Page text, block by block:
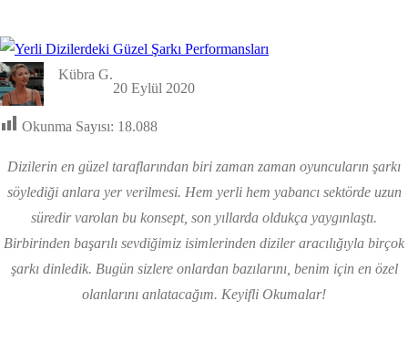
Kübra G.
20 Eylül 2020
Okunma Sayısı: 18.088
Dizilerin en güzel taraflarından biri zaman zaman oyuncuların şarkı
söylediği anlara yer verilmesi. Hem yerli hem yabancı sektörde uzun
süredir varolan bu konsept, son yıllarda oldukça yaygınlaştı.
Birbirinden başarılı sevdiğimiz isimlerinden diziler aracılığıyla birçok
şarkı dinledik. Bugün sizlere onlardan bazılarını, benim için en özel
olanlarını anlatacağım. Keyifli Okumalar!